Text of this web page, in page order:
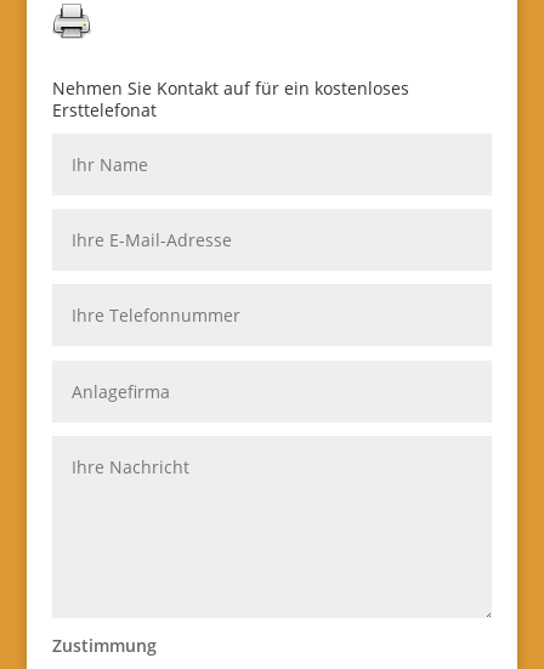
Nehmen Sie Kontakt auf für ein kostenloses
Ersttelefonat
Zustimmung